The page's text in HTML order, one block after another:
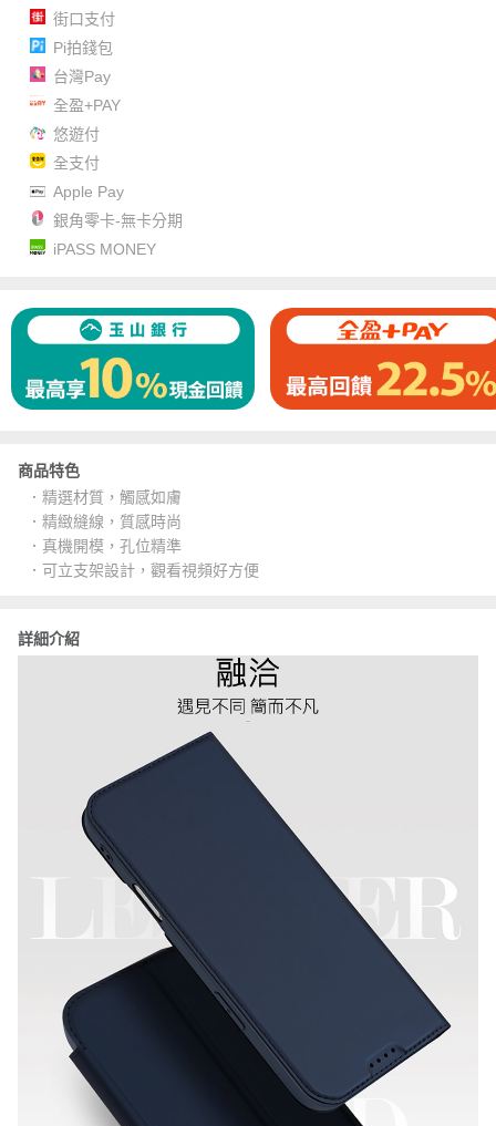
街口支付
Pi拍錢包
台灣Pay
全盈+PAY
悠遊付
全支付
Apple Pay
銀角零卡-無卡分期
iPASS MONEY
商品特色
．精選材質，觸感如膚
．精緻縫線，質感時尚
．真機開模，孔位精準
．可立支架設計，觀看視頻好方便
詳細介紹